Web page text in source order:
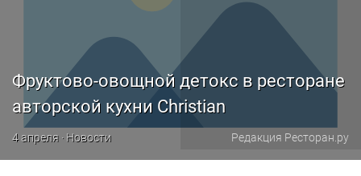
Фруктово-овощной детокс в ресторане
авторской кухни Christian
4 апреля · Новости Редакция Ресторан.ру